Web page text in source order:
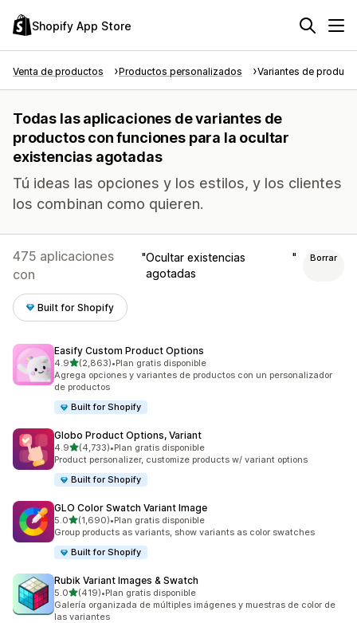
Shopify App Store
Venta de productos Productos personalizados Variantes de
Todas las aplicaciones de variantes de
productos con funciones para la ocultar
existencias agotadas
Tú ideas las opciones y los estilos, y los clientes
los combinan como quieren.
475 aplicaciones
con
Ocultar existencias
agotadas
Borrar
Built for Shopify
Easify Custom Product Options
4.9de 5 estrellas
(2,863)
2863 reseñas en total
•Plan gratis disponible
Agrega opciones y variantes de productos con un personalizador
de productos
Built for Shopify
Globo Product Options, Variant
4.9de 5 estrellas
(4,733)
4733 reseñas en total
•Plan gratis disponible
Product personalizer, customize products w/ variant options
Built for Shopify
GLO Color Swatch Variant Image
5.0de 5 estrellas
(1,690)
1690 reseñas en total
•Plan gratis disponible
Group products as variants, show variants as color swatches
Built for Shopify
Rubik Variant Images & Swatch
5.0de 5 estrellas
(419)
419 reseñas en total
•Plan gratis disponible
Galería organizada de múltiples imágenes y muestras de color de
las variantes